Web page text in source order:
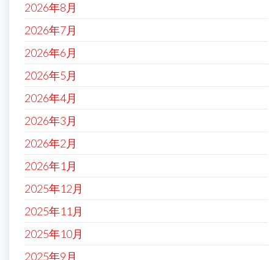
2026年8月
2026年7月
2026年6月
2026年5月
2026年4月
2026年3月
2026年2月
2026年1月
2025年12月
2025年11月
2025年10月
2025年9月